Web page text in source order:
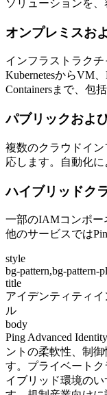
ソリューションを、
オンプレミスお
インフラストラクチ
KubernetesからVM
Containersまで、包
パブリックおよ
複数のクラウドイ
応します。自動化に
ハイブリッドク
一部のIAMコンポー
他のサービスでは
style
bg-pattern,bg-pattern-
title
アイデンティティ
ル
body
Ping Advanced
ントの柔軟性、制
す。プライベート
イブリッド環境の